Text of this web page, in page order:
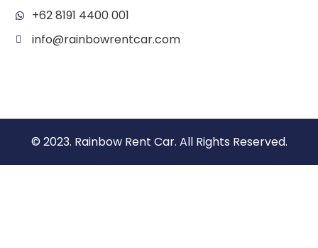
+62 8191 4400 001
info@rainbowrentcar.com
© 2023. Rainbow Rent Car. All Rights Reserved.